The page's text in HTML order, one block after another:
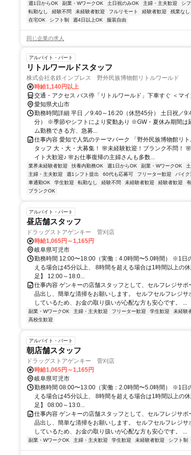
週1日からOK 副業・WワークOK 土日祝のみOK 主婦・主夫歓迎 シ
転勤なし
経験不問 未経験者歓迎 フルリモート 経験者歓迎 残業なし
在宅OK
シフト制 週4日以上OK 服装自由
同じ企業の求人
アルバイト・パート
リトルワールドスタッフ
株式会社名鉄インプレス 野外民族博物館リトルワールド
時給1,140円以上
交通・アクセス バス停「リトルワールド」下車すぐ ＜マ
愛知県犬山市
勤務時間詳細 平日 ／9:40～16:20（休憩45分） 土日祝／
分） ※季節やシフトにより変動あり ※GW・夏休み期間は
ム勤務できる方、急募...
仕事内容 愛知で人気のテーマパーク 「野外民族博物館リ
タッフ 大・大・大募集！ 🌸未経験歓迎！ブランク不問！
イト大歓迎♪ 🌸お仕事復帰の主婦さんも多数...
業界未経験者歓迎 扶養内勤務OK 週1日からOK 副業・WワークOK
主婦・主夫歓迎
週1シフト提出 60代も応募可 フリーター歓迎 バイ
車通勤OK
学生歓迎 転勤なし 経験不問 未経験者歓迎 経験者歓迎
ブランクOK
アルバイト・パート
昼店舗スタッフ
ドラッグストアゲンキー 菅刈店
時給1,065円～1,165円
岐阜県可児市
勤務時間 12:00〜18:00（実働：4.0時間〜5.0時間） ※1日
える場合は45分以上、 8時間を超える場合は1時間以上の
足】 12:00～18:0...
仕事内容 ゲンキーの店舗スタッフとして、セルフレジサポ
品出し、簡単な清掃をお願いします。 セルフセルフレジサ
しているため、お金の取り扱いが心配な方も安心です。 ...
副業・WワークOK 主婦・主夫歓迎 フリーター歓迎 学生歓迎 未経験
高校生歓迎
アルバイト・パート
朝店舗スタッフ
ドラッグストアゲンキー 菅刈店
時給1,065円～1,165円
岐阜県可児市
勤務時間 08:00〜13:00（実働：2.0時間〜5.0時間） ※1日
える場合は45分以上、 8時間を超える場合は1時間以上の
足】 08:00～13:0...
仕事内容 ゲンキーの店舗スタッフとして、セルフレジサポ
品出し、簡単な清掃をお願いします。 セルフセルフレジサ
しているため、お金の取り扱いが心配な方も安心です。 ...
副業・WワークOK 主婦・主夫歓迎 学生歓迎 未経験者歓迎 シフト制